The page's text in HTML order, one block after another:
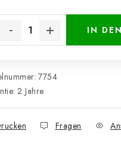
IN
7754
: 2 Jahre
Fragen